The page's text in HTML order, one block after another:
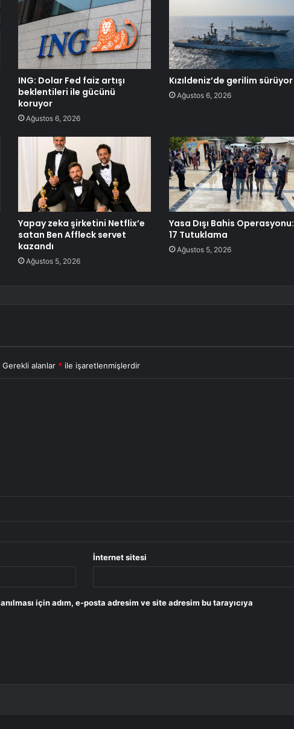
ING: Dolar Fed faiz artışı
beklentileri ile gücünü
koruyor
Ağustos 6, 2026
Kızıldeniz’de gerilim sürüyor
Ağustos 6, 2026
Yapay zeka şirketini Netflix’e
satan Ben Affleck servet
kazandı
Ağustos 5, 2026
Yasa Dışı Bahis Operasyonu:
17 Tutuklama
Ağustos 5, 2026
Gerekli alanlar * ile işaretlenmişlerdir
İnternet sitesi
için adım, e-posta adresim ve site adresim bu tarayıcıya